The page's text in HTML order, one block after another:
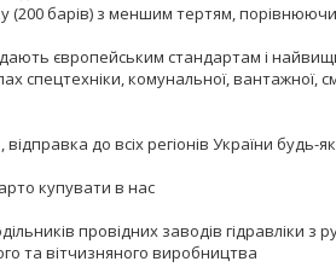
барів) з меншим тертям,
європейським стандартам і
спецтехніки, комунальної, вантажної,
відправка до всіх регіонів України
купувати в нас
провідних заводів гідравліки з
та вітчизняного виробництва